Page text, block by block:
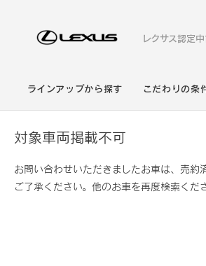
レクサス認定
ラインアップから探す こだわりの条
対象車両掲載不可
お問い合わせいただきましたお車は、売約
ご了承ください。他のお車を再度検索くださ